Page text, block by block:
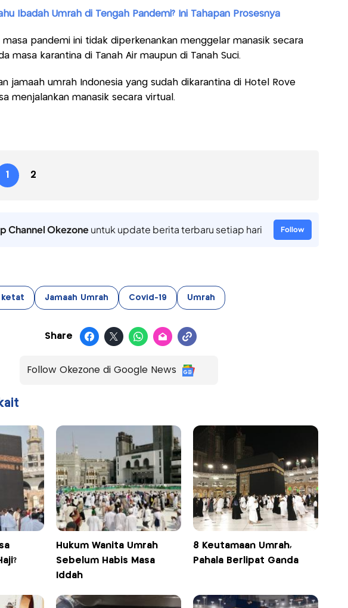
Ibadah Umrah di Tengah Pandemi? Ini Tahapan Prosesnya
masa pandemi ini tidak diperkenankan menggelar manasik secara
masa karantina di Tanah Air maupun di Tanah Suci.
jamaah umrah Indonesia yang sudah dikarantina di Hotel Rove
menjalankan manasik secara virtual.
1 2
Channel Okezoneuntuk update berita terbaru setiap hari Follow
ketat Jamaah Umrah Covid-19 Umrah
Share
Follow Okezone di Google News
Hukum Wanita Umrah
Sebelum Habis Masa
Iddah
8 Keutamaan Umrah,
Pahala Berlipat Ganda